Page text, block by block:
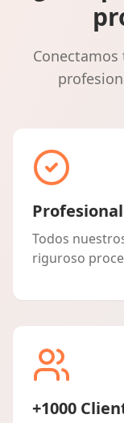
Todos
riguroso
+1000